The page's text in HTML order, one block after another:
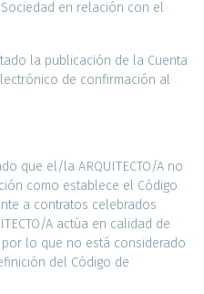
en relación con el
la publicación de la Cuenta
de confirmación al
que el/la ARQUITECTO/A no
como establece el Código
a contratos celebrados
A actúa en calidad de
lo que no está considerado
del Código de